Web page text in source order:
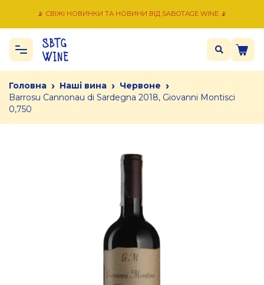
📡 СВІЖІ НОВИНКИ ТА НОВИНИ ВІД SABOTAGE WINE 📡
Головна › Наші вина › Червоне ›
Barrosu Cannonau di Sardegna 2018, Giovanni Montisci
0,750